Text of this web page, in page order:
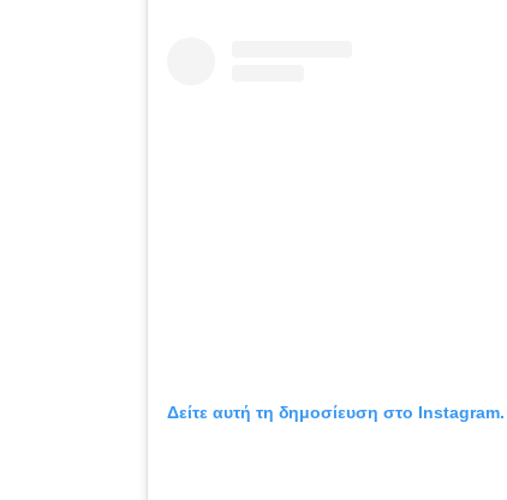
Δείτε αυτή τη δημοσίευση στο Instagram.